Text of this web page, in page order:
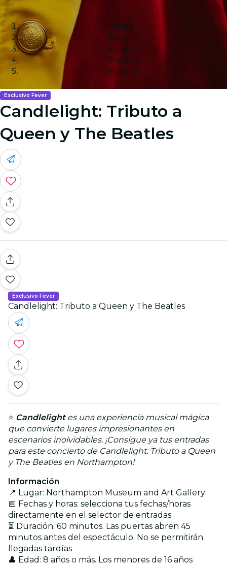
Image 1
Image 2
Image 3
Image 4
Image 5
Exclusivo Fever
Candlelight: Tributo a
Queen y The Beatles
Exclusivo Fever
Candlelight: Tributo a Queen y The Beatles
⭐ Candlelightes una experiencia musical mágica
que convierte lugares impresionantes en
escenarios inolvidables. ¡Consigue ya tus entradas
para este concierto de Candlelight: Tributo a Queen
y The Beatles en Northampton!
Información
📍 Lugar: Northampton Museum and Art Gallery
📅 Fechas y horas: selecciona tus fechas/horas
directamente en el selector de entradas
⏳ Duración: 60 minutos. Las puertas abren 45
minutos antes del espectáculo. No se permitirán
llegadas tardías
👤 Edad: 8 años o más. Los menores de 16 años